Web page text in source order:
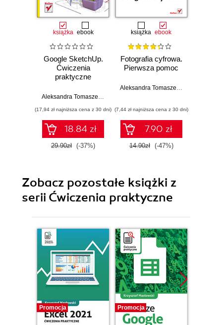
książka ebook
Google SketchUp.
Ćwiczenia
praktyczne
(17,94 zł najniższa cena z 30 dni)
18.84 zł
29.90zł (-37%)
książka ebook
Fotografia cyfrowa.
Pierwsza pomoc
(7,44 zł najniższa cena z 30 dni)
7.90 zł
14.90zł (-47%)
Zobacz pozostałe książki z
serii Ćwiczenia praktyczne
Promocja Promocja